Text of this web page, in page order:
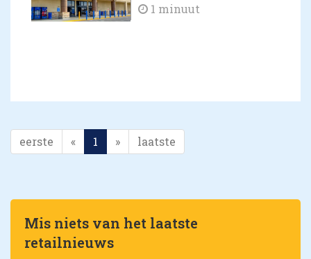
1 minuut
eerste « 1 » laatste
Mis niets van het laatste
retailnieuws